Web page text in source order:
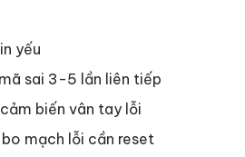
yếu
sai 3-5 lần liên tiếp
biến vân tay lỗi
mạch lỗi cần reset